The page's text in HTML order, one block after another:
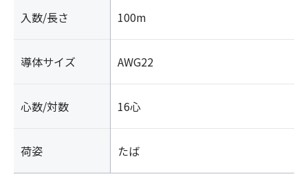
入数/長さ 100m
導体サイズ AWG22
心数/対数 16心
荷姿 たば